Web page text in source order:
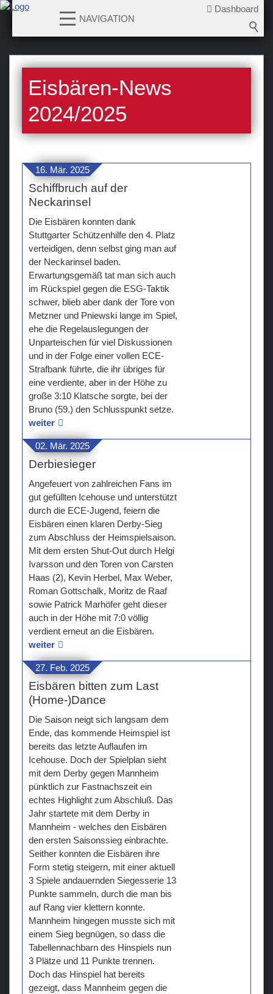
Dashboard
NAVIGATION
News
2026-2027
2025-2026
2024-2025
2022-2023
2021-2022
2020-2021
2018-2019
2017-2018
2016-2017
Teams
Verein
Sponsoren / Partner
Fanzone
Eisbären-News
2024/2025
16. Mär. 2025
Schiffbruch auf der
Neckarinsel
Die Eisbären konnten dank
Stuttgarter Schützenhilfe den 4. Platz
verteidigen, denn selbst ging man auf
der Neckarinsel baden.
Erwartungsgemäß tat man sich auch
im Rückspiel gegen die ESG-Taktik
schwer, blieb aber dank der Tore von
Metzner und Pniewski lange im Spiel,
ehe die Regelauslegungen der
Unparteischen für viel Diskussionen
und in der Folge einer vollen ECE-
Strafbank führte, die ihr übriges für
eine verdiente, aber in der Höhe zu
große 3:10 Klatsche sorgte, bei der
Bruno (59.) den Schlusspunkt setze.
weiter
02. Mär. 2025
Derbiesieger
Angefeuert von zahlreichen Fans im
gut gefüllten Icehouse und unterstützt
durch die ECE-Jugend, feiern die
Eisbären einen klaren Derby-Sieg
zum Abschluss der Heimspielsaison.
Mit dem ersten Shut-Out durch Helgi
Ivarsson und den Toren von Carsten
Haas (2), Kevin Herbel, Max Weber,
Roman Gottschalk, Moritz de Raaf
sowie Patrick Marhöfer geht dieser
auch in der Höhe mit 7:0 völlig
verdient erneut an die Eisbären.
weiter
27. Feb. 2025
Eisbären bitten zum Last
(Home-)Dance
Die Saison neigt sich langsam dem
Ende, das kommende Heimspiel ist
bereits das letzte Auflaufen im
Icehouse. Doch der Spielplan sieht
mit dem Derby gegen Mannheim
pünktlich zur Fastnachszeit ein
echtes Highlight zum Abschluß. Das
Jahr startete mit dem Derby in
Mannheim - welches den Eisbären
den ersten Saisonssieg einbrachte.
Seither konnten die Eisbären ihre
Form stetig steigern, mit einer aktuell
3 Spiele andauernden Siegesserie 13
Punkte sammeln, durch die man bis
auf Rang vier klettern konnte.
Mannheim hingegen musste sich mit
einem Sieg begnügen, so dass die
Tabellennachbarn des Hinspiels nun
3 Plätze und 11 Punkte trennen.
Doch das Hinspiel hat bereits
gezeigt, dass Mannheim gegen die